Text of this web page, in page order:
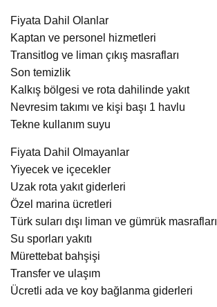
Fiyata Dahil Olanlar
Kaptan ve personel hizmetleri
Transitlog ve liman çıkış masrafları
Son temizlik
Kalkış bölgesi ve rota dahilinde yakıt
Nevresim takımı ve kişi başı 1 havlu
Tekne kullanım suyu
Fiyata Dahil Olmayanlar
Yiyecek ve içecekler
Uzak rota yakıt giderleri
Özel marina ücretleri
Türk suları dışı liman ve gümrük masrafları
Su sporları yakıtı
Mürettebat bahşişi
Transfer ve ulaşım
Ücretli ada ve koy bağlanma giderleri